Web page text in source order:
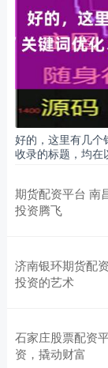
好的，这里有几个
收录的标题，均在
期货配资平台 南
投资腾飞
济南银环期货配
投资的艺术
石家庄股票配资
资，撬动财富